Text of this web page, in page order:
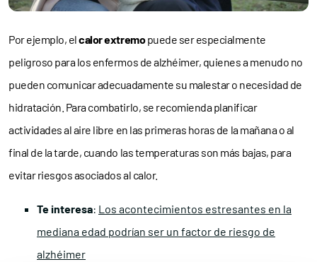
Por ejemplo, elcalor extremopuede ser especialmente
peligroso para los enfermos de alzhéimer, quienes a menudo no
pueden comunicar adecuadamente su malestar o necesidad de
hidratación. Para combatirlo, se recomienda planificar
actividades al aire libre en las primeras horas de la mañana o al
final de la tarde, cuando las temperaturas son más bajas, para
evitar riesgos asociados al calor.
Te interesa: Los acontecimientos estresantes en la
mediana edad podrían ser un factor de riesgo de
alzhéimer